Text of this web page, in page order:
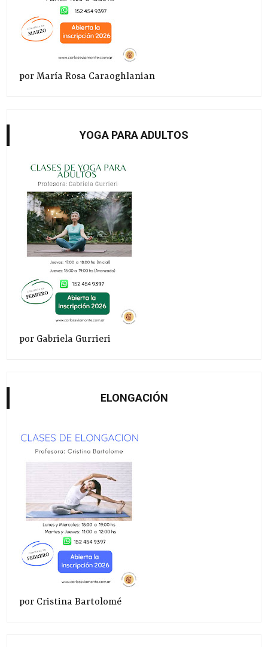
por María Rosa Caraoghlanian
YOGA PARA ADULTOS
por Gabriela Gurrieri
ELONGACIÓN
por Cristina Bartolomé